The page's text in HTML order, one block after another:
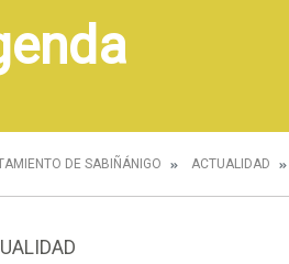
DE SABIÑÁNIGO ACTUALIDAD